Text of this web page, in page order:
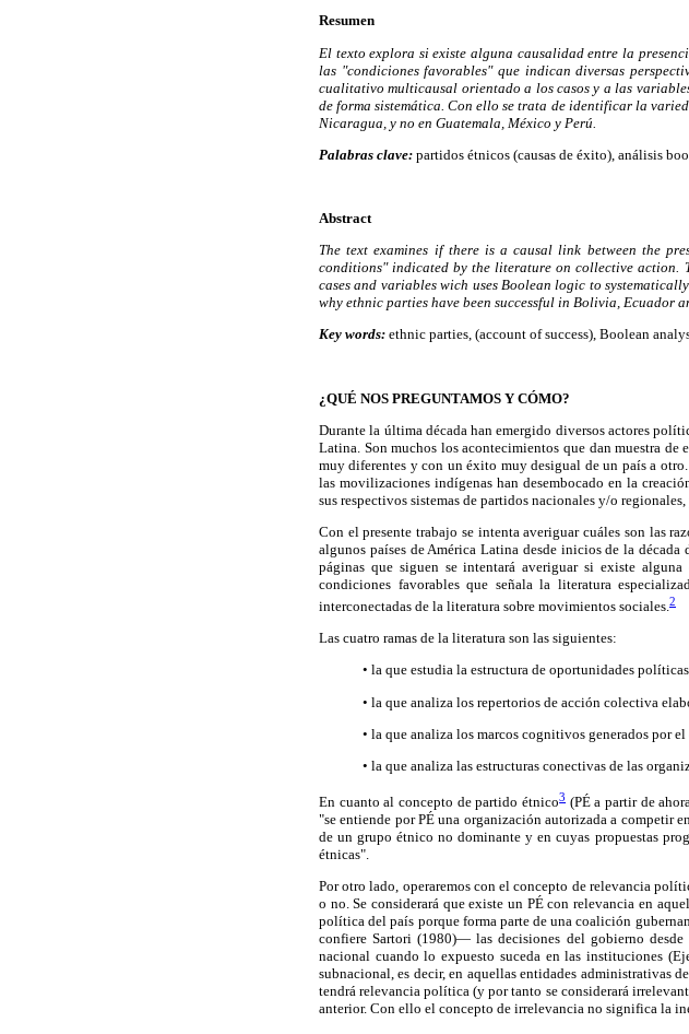
Resumen
El texto explora si existe alguna causalidad entre la
las "condiciones favorables" que indican diversas
cualitativo multicausal orientado a los casos y a las
de forma sistemática. Con ello se trata de identificar la
Nicaragua, y no en Guatemala, México y Perú.
Palabras clave: partidos étnicos (causas de éxito), análisis
Abstract
The text examines if there is a causal link between the
conditions" indicated by the literature on collective action.
cases and variables wich uses Boolean logic to
why ethnic parties have been successful in Bolivia, Ecuador
Key words: ethnic parties, (account of success), Boolean
¿QUÉ NOS PREGUNTAMOS Y CÓMO?
Durante la última década han emergido diversos actores
Latina. Son muchos los acontecimientos que dan muestra
muy diferentes y con un éxito muy desigual de un país a
las movilizaciones indígenas han desembocado en la
sus respectivos sistemas de partidos nacionales y/o
Con el presente trabajo se intenta averiguar cuáles son las
algunos países de América Latina desde inicios de la
páginas que siguen se intentará averiguar si existe
condiciones favorables que señala la literatura
interconectadas de la literatura sobre movimientos sociales. 2
Las cuatro ramas de la literatura son las siguientes:
• la que estudia la estructura de oportunidades
• la que analiza los repertorios de acción colectiva
• la que analiza los marcos cognitivos generados por
• la que analiza las estructuras conectivas de las
En cuanto al concepto de partido étnico3 (PÉ a partir de
"se entiende por PÉ una organización autorizada a competir
de un grupo étnico no dominante y en cuyas propuestas
étnicas".
Por otro lado, operaremos con el concepto de relevancia
o no. Se considerará que existe un PÉ con relevancia en
política del país porque forma parte de una coalición
confiere Sartori (1980)— las decisiones del gobierno
nacional cuando lo expuesto suceda en las instituciones
subnacional, es decir, en aquellas entidades administrativas
tendrá relevancia política (y por tanto se considerará
anterior. Con ello el concepto de irrelevancia no significa la